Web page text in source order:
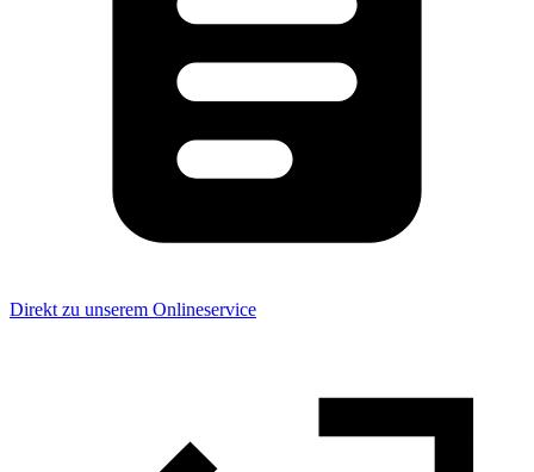
Direkt zu unserem Onlineservice